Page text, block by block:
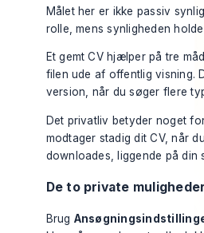
Målet her er ikke passiv
rolle, mens synligheden
Et gemt CV hjælper på tre
filen ude af offentlig visning.
version, når du søger flere
Det privatliv betyder noget
modtager stadig dit CV, når
downloades, liggende på din
De to private
Brug